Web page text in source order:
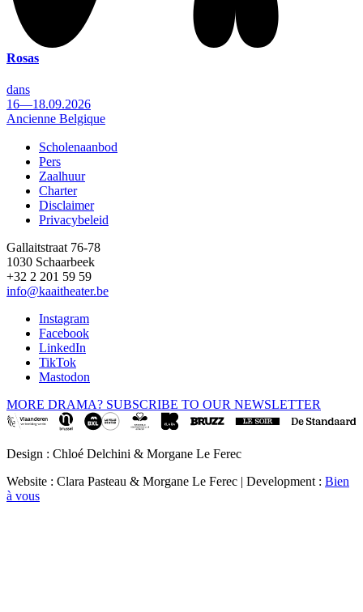
Rosas
dans
16—18.09.2026
Ancienne Belgique
Footer
Scholenaanbod
Pers
Zaalhuur
Charter
Disclaimer
Privacybeleid
Gallaitstraat 76-78
1030 Schaarbeek
+32 2 201 59 59
info@kaaitheater.be
Instagram
Facebook
LinkedIn
TikTok
Mastodon
MORE DRAMA? SUBSCRIBE TO OUR NEWSLETTER
Design : Chloé Delchini & Morgane Le Ferec
Website : Clara Pasteau & Morgane Le Ferec | Development : Bien
à vous